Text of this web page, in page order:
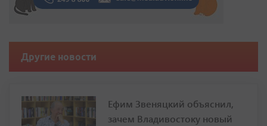
Другие новости
Ефим Звеняцкий объяснил,
зачем Владивостоку новый